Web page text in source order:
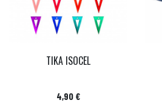
TIKA ISOCEL
Prix
4,90 €